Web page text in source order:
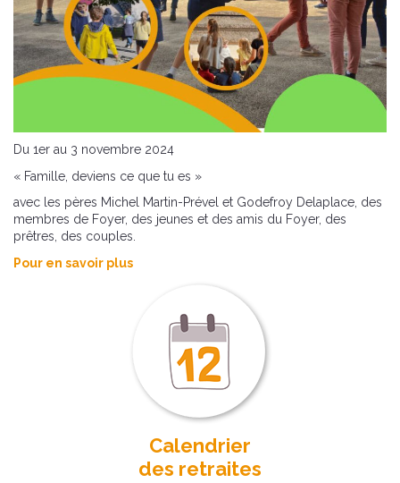
Du 1er au 3 novembre 2024
« Famille, deviens ce que tu es »
avec les pères Michel Martin-Prével et Godefroy Delaplace, des
membres de Foyer, des jeunes et des amis du Foyer, des
prêtres, des couples.
Pour en savoir plus
Calendrier
des retraites